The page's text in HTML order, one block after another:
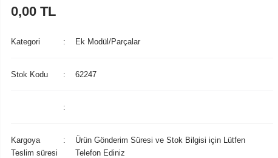
0,00 TL
Kategori Ek Modül/Parçalar
Stok Kodu 62247
Kargoya
Teslim süresi
Ürün Gönderim Süresi ve Stok Bilgisi için Lütfen
Telefon Ediniz